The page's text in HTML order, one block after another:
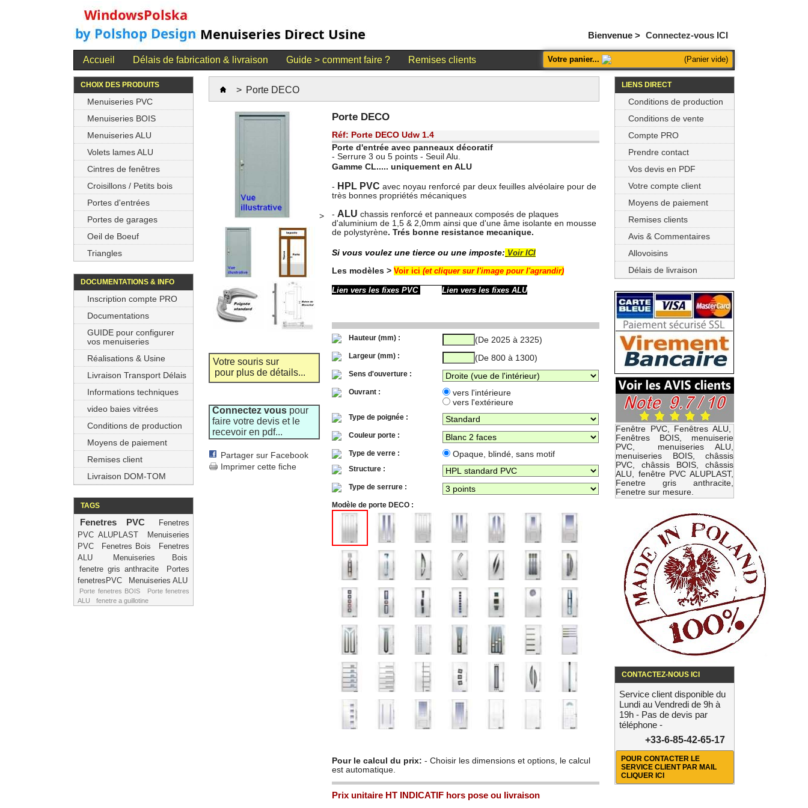
Bienvenue > Connectez-vous ICI
Accueil Délais de fabrication & livraison Guide > comment faire ? Remises clients Votre panier... (Panier vide)
CHOIX DES PRODUITS
Menuiseries PVC
Menuiseries BOIS
Menuiseries ALU
Volets lames ALU
Cintres de fenêtres
Croisillons / Petits bois
Portes d'entrées
Portes de garages
Oeil de Boeuf
Triangles
DOCUMENTATIONS & INFO
Inscription compte PRO
Documentations
GUIDE pour configurer
vos menuiseries
Réalisations & Usine
Livraison Transport Délais
Informations techniques
video baies vitrées
Conditions de production
Moyens de paiement
Remises client
Livraison DOM-TOM
TAGS
Fenetres PVC
Fenetres
PVC ALUPLAST
Menuiseries
PVC
Fenetres Bois
Fenetres
ALU
Menuiseries Bois
fenetre gris anthracite
Portes
fenetresPVC
Menuiseries ALU
Porte fenetres BOIS
Porte fenetres
ALU
fenetre a guillotine
> Porte DECO
>
Votre souris sur
pour plus de détails...
Connectez vous pour
faire votre devis et le
recevoir en pdf...
Partager sur Facebook
Imprimer cette fiche
Porte DECO
Réf: Porte DECO Udw 1.4
Porte d'entrée avec panneaux décoratif
- Serrure 3 ou 5 points - Seuil Alu.
Gamme CL..... uniquement en ALU
- HPL PVC avec noyau renforcé par deux feuilles alvéolaire pour de
très bonnes propriétés mécaniques
- ALU chassis renforcé et panneaux composés de plaques
d'aluminium de 1,5 & 2,0mm ainsi que d'une âme isolante en mousse
de polystyrène. Trés bonne resistance mecanique.
Si vous voulez une tierce ou une imposte: Voir ICI
Les modèles > Voir ici (et cliquer sur l'image pour l'agrandir)
Lien vers les fixes PVC Lien vers les fixes ALU
Hauteur (mm) : (De 2025 à 2325)
Largeur (mm) : (De 800 à 1300)
Sens d'ouverture :
Ouvrant :
vers l'intérieure
vers l'extérieure
Type de poignée :
Couleur porte :
Type de verre : Opaque, blindé, sans motif
Structure :
Type de serrure :
Modèle de porte DECO :
Pour le calcul du prix: - Choisir les dimensions et options, le calcul
est automatique.
Prix unitaire HT INDICATIF hors pose ou livraison
LIENS DIRECT
Conditions de production
Conditions de vente
Compte PRO
Prendre contact
Vos devis en PDF
Votre compte client
Moyens de paiement
Remises clients
Avis & Commentaires
Allovoisins
Délais de livraison
Fenêtre PVC, Fenêtres ALU,
Fenêtres BOIS, menuiserie
PVC, menuiseries ALU,
menuiseries BOIS, châssis
PVC, châssis BOIS, châssis
ALU, fenêtre PVC ALUPLAST,
Fenetre gris anthracite,
Fenetre sur mesure.
CONTACTEZ-NOUS ICI
Service client disponible du
Lundi au Vendredi de 9h à
19h - Pas de devis par
téléphone -
+33-6-85-42-65-17
POUR CONTACTER LE
SERVICE CLIENT PAR MAIL
CLIQUER ICI